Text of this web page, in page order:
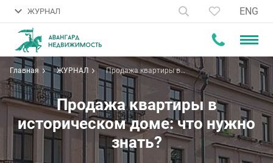
ЖУРНАЛ ENG
Главная ЖУРНАЛ
Продажа квартиры в
историческом доме: что нужно
знать?
Продажа квартиры в
историческом доме: что нужно
знать?